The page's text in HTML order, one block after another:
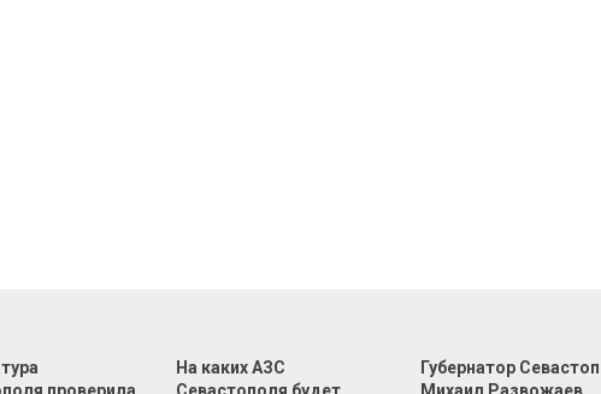
На каких АЗС
Губернатор